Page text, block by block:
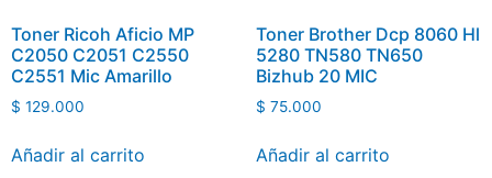
Toner Ricoh Aficio MP
C2050 C2051 C2550
C2551 Mic Amarillo
$ 129.000
Añadir al carrito
Toner Brother Dcp 8060 Hl
5280 TN580 TN650
Bizhub 20 MIC
$ 75.000
Añadir al carrito